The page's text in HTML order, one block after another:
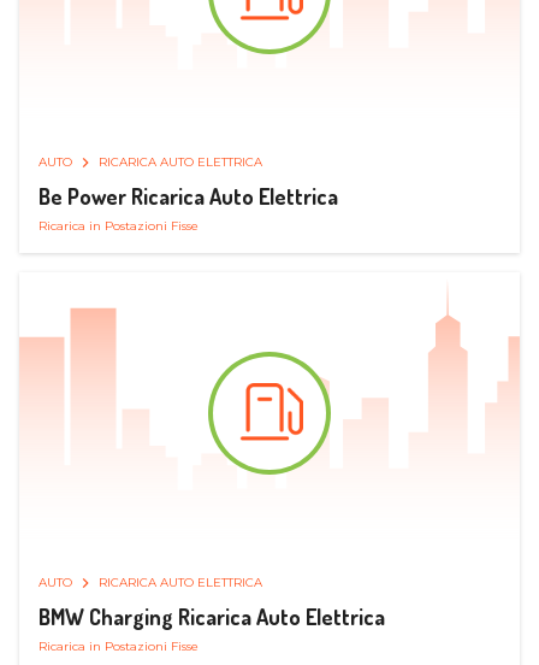
AUTO RICARICA AUTO ELETTRICA
Be Power Ricarica Auto Elettrica
Ricarica in Postazioni Fisse
AUTO RICARICA AUTO ELETTRICA
BMW Charging Ricarica Auto Elettrica
Ricarica in Postazioni Fisse